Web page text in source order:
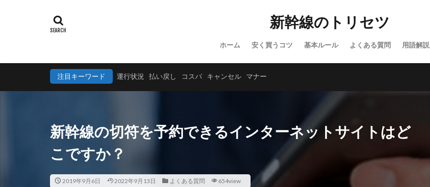
新幹線のトリセツ
ホーム 安く買うコツ 基本ルール よくある質問 用語解説
注目キーワード 運行状況 払い戻し コスパ キャンセル マナー
新幹線の切符を予約できるインターネットサイトはど
こですか？
2019年9月6日 2022年9月13日 よくある質問 654view